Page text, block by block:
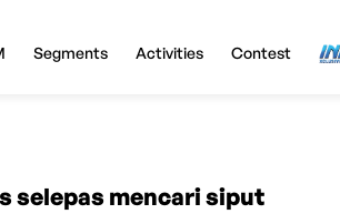
Segments Activities Contest
selepas mencari siput